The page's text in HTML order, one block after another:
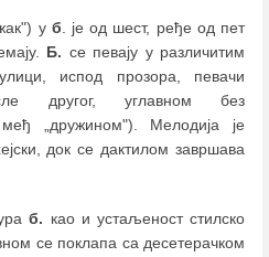
у б . је од шест, ређе од пет
Б. се певају у различитим
испод прозора, певачи
другог, углавном без
„дружином"). Мелодија је
док се дактилом завршава
б. као и устаљеност стилско
се поклапа са десетерачком